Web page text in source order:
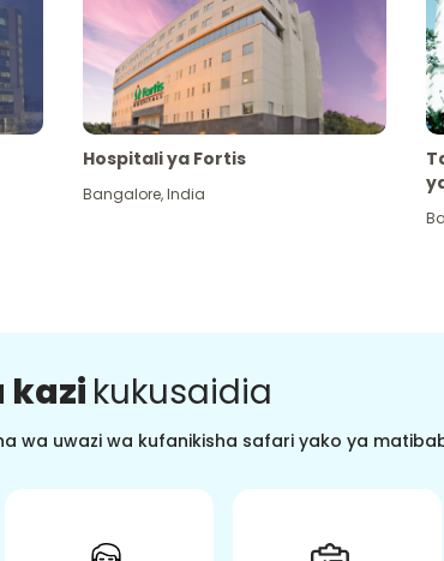
Hospitali ya Fortis
Bangalore,India
kazi kukusaidia
wa uwazi wa kufanikisha safari yako ya